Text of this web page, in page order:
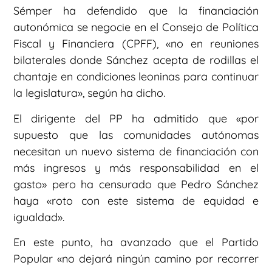
Sémper ha defendido que la financiación
autonómica se negocie en el Consejo de Política
Fiscal y Financiera (CPFF), «no en reuniones
bilaterales donde Sánchez acepta de rodillas el
chantaje en condiciones leoninas para continuar
la legislatura», según ha dicho.
El dirigente del PP ha admitido que «por
supuesto que las comunidades autónomas
necesitan un nuevo sistema de financiación con
más ingresos y más responsabilidad en el
gasto» pero ha censurado que Pedro Sánchez
haya «roto con este sistema de equidad e
igualdad».
En este punto, ha avanzado que el Partido
Popular «no dejará ningún camino por recorrer